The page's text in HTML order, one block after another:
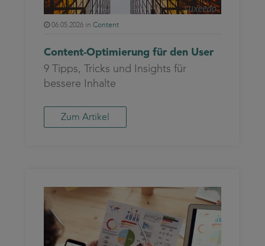
06.05.2026 in Content
Content-Optimierung für den User
9 Tipps, Tricks und Insights für
bessere Inhalte
Zum Artikel